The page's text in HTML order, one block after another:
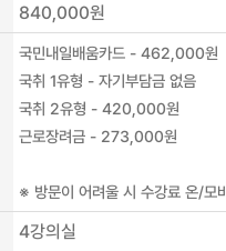
840,000원
국민내일배움카드 - 462,000원
국취 1유형 - 자기부담금 없음
국취 2유형 - 420,000원
근로장려금 - 273,000원
※ 방문이 어려울 시 수강료 온/모
4강의실